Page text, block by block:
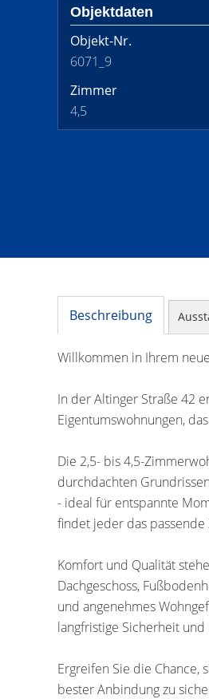
Objektdaten
Objekt-Nr.
6071_9
Zimmer
4,5
Beschreibung
Willkommen in Ihrem
In der Altinger Straße 42
Eigentumswohnungen,
Die 2,5- bis 4,5-
durchdachten
- ideal für entspannte
findet jeder das passende
Komfort und Qualität
Dachgeschoss,
und angenehmes
langfristige Sicherheit
Ergreifen Sie die Chance,
bester Anbindung zu